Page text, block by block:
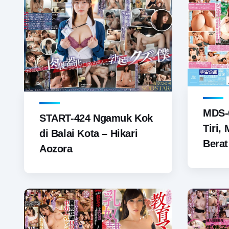
START-424 Ngamuk Kok
di Balai Kota – Hikari
Aozora
Tiri,